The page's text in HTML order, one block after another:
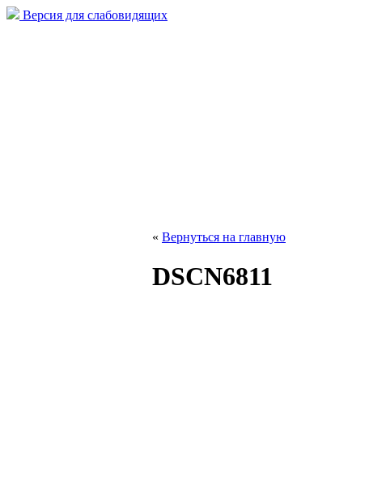
Версия для слабовидящих
« Вернуться на главную
DSCN6811